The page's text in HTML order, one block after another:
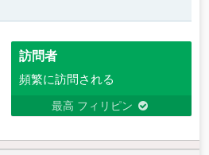
訪問者
頻繁に訪問される
最高 フィリピン